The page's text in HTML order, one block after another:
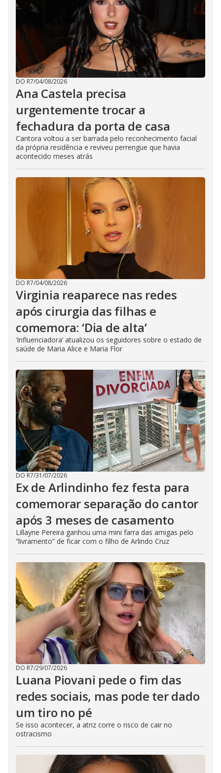
DO R7/04/08/2026
Ana Castela precisa
urgentemente trocar a
fechadura da porta de casa
Cantora voltou a ser barrada pelo reconhecimento facial
da própria residência e reviveu perrengue que havia
acontecido meses atrás
DO R7/04/08/2026
Virginia reaparece nas redes
após cirurgia das filhas e
comemora: ‘Dia de alta’
‘Influenciadora’ atualizou os seguidores sobre o estado de
saúde de Maria Alice e Maria Flor
DO R7/31/07/2026
Ex de Arlindinho fez festa para
comemorar separação do cantor
após 3 meses de casamento
Lillayne Pereira ganhou uma mini farra das amigas pelo
“livramento” de ficar com o filho de Arlindo Cruz
DO R7/29/07/2026
Luana Piovani pede o fim das
redes sociais, mas pode ter dado
um tiro no pé
Se isso acontecer, a atriz corre o risco de cair no
ostracismo